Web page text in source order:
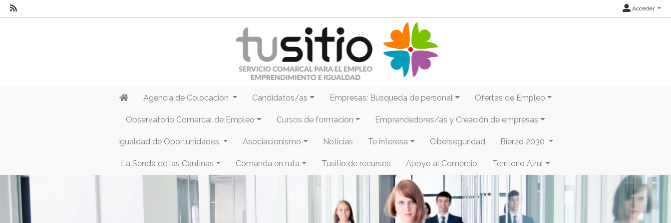
Acceder
Agencia de Colocación Candidatos/as Empresas: Búsqueda de personal Ofertas de Empleo
Observatorio Comarcal de Empleo Cursos de formación Emprendedores/as y Creación de empresas
Igualdad de Oportunidades Asociacionismo Noticias Te interesa Ciberseguridad Bierzo 2030
La Senda de las Cantinas Comanda en ruta Tusitio de recursos Apoyo al Comercio Territorio Azul